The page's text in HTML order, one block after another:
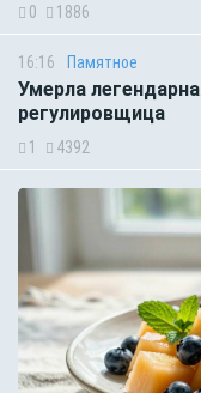
0 1886
16:16 Памятное
Умерла
регулировщица
1 4392